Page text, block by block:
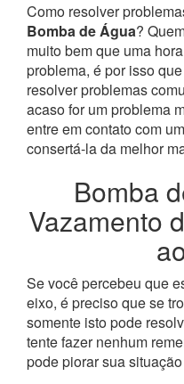
Como resolver
Bomba de Água?
muito bem que uma
problema, é por isso
resolver problemas
acaso for um problema
entre em contato com
consertá-la da melhor
Bomba
Vazamento
Se você percebeu que
eixo, é preciso que se
somente isto pode
tente fazer nenhum
pode piorar sua